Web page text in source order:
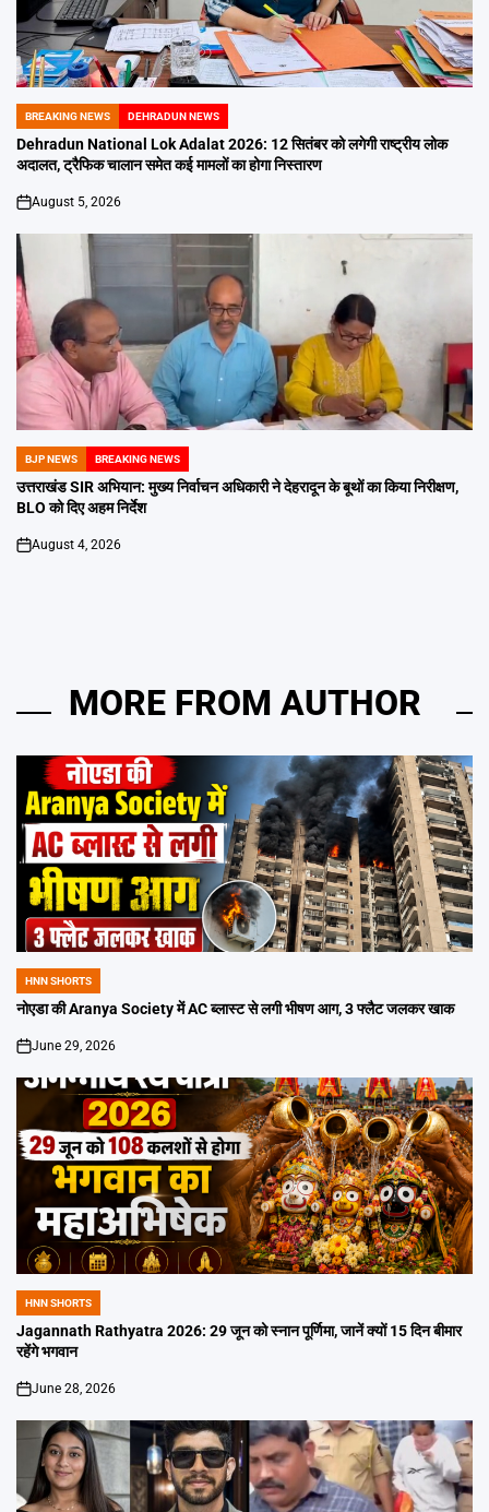
POSTED
IN
BREAKING NEWS DEHRADUN NEWS
Dehradun National Lok Adalat 2026: 12 सितंबर को लगेगी राष्ट्रीय लोक
अदालत, ट्रैफिक चालान समेत कई मामलों का होगा निस्तारण
on
August 5, 2026
POSTED
IN
BJP NEWS BREAKING NEWS
उत्तराखंड SIR अभियान: मुख्य निर्वाचन अधिकारी ने देहरादून के बूथों का किया निरीक्षण,
BLO को दिए अहम निर्देश
on
August 4, 2026
MORE FROM AUTHOR
POSTED
IN
HNN SHORTS
नोएडा की Aranya Society में AC ब्लास्ट से लगी भीषण आग, 3 फ्लैट जलकर खाक
on
June 29, 2026
POSTED
IN
HNN SHORTS
Jagannath Rathyatra 2026: 29 जून को स्नान पूर्णिमा, जानें क्यों 15 दिन बीमार
रहेंगे भगवान
on
June 28, 2026